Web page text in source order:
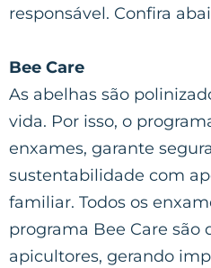
responsável. Confira
Bee Care
As abelhas são
vida. Por isso, o
enxames, garante
sustentabilidade com
familiar. Todos os
programa Bee Care são
apicultores, gerando